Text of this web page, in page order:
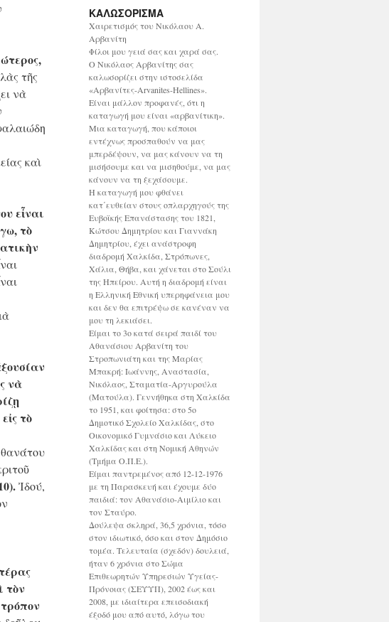
τῆς
νὰ
καὶ
εἶναι
τὸ
νὰ
τὸ
Ἰδού,
τὸν
ΚΑΛΩΣΟΡΙΣΜΑ
Χαιρετισμός του Νικόλαου Α.
Αρβανίτη
Φίλοι μου γειά σας και χαρά σας.
Ο Νικόλαος Αρβανίτης σας
καλωσορίζει στην ιστοσελίδα
«Αρβανίτες-Arvanites-Hellines».
Είναι μάλλον προφανές, ότι η
καταγωγή μου είναι «αρβανίτικη».
Μια καταγωγή, που κάποιοι
εντέχνως προσπαθούν να μας
μπερδέψουν, να μας κάνουν να τη
μισήσουμε και να μισηθούμε, να μας
κάνουν να τη ξεχάσουμε.
Η καταγωγή μου φθάνει
κατ΄ευθείαν στους οπλαρχηγούς της
Ευβοϊκής Επανάστασης του 1821,
Κώτσου Δημητρίου και Γιαννάκη
Δημητρίου, έχει ανάστροφη
διαδρομή Χαλκίδα, Στρόπωνες,
Χάλια, Θήβα, και χάνεται στο Σούλι
της Ηπείρου. Αυτή η διαδρομή είναι
η Ελληνική Εθνική υπερηφάνεια μου
και δεν θα επιτρέψω σε κανέναν να
μου τη λεκιάσει.
Είμαι το 3ο κατά σειρά παιδί του
Αθανάσιου Αρβανίτη του
Στροπωνιάτη και της Μαρίας
Μπακρή: Ιωάννης, Αναστασία,
Νικόλαος, Σταματία-Αργυρούλα
(Ματούλα). Γεννήθηκα στη Χαλκίδα
το 1951, και φοίτησα: στο 5ο
Δημοτικό Σχολείο Χαλκίδας, στο
Οικονομικό Γυμνάσιο και Λύκειο
Χαλκίδας και στη Νομική Αθηνών
(Τμήμα Ο.Π.Ε.).
Είμαι παντρεμένος από 12-12-1976
με τη Παρασκευή και έχουμε δύο
παιδιά: τον Αθανάσιο-Αιμίλιο και
τον Σταύρο.
Δούλεψα σκληρά, 36,5 χρόνια, τόσο
στον ιδιωτικό, όσο και στον Δημόσιο
τομέα. Τελευταία (σχεδόν) δουλειά,
ήταν 6 χρόνια στο Σώμα
Επιθεωρητών Υπηρεσιών Υγείας-
Πρόνοιας (ΣΕΥΥΠ), 2002 έως και
2008, με ιδιαίτερα επεισοδιακή
έξοδό μου από αυτό, λόγω του